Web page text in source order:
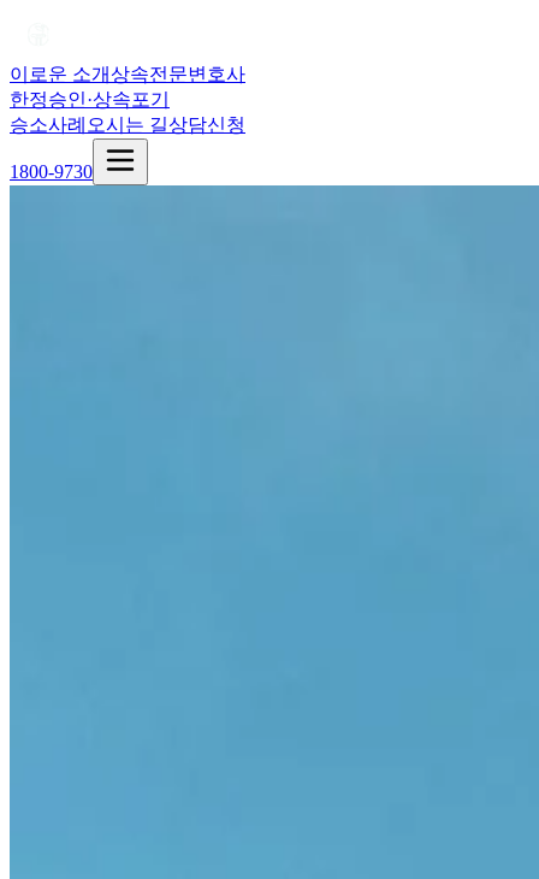
이로운 소개상속전문변호사
한정승인·상속포기
승소사례 오시는 길상담신청
1800-9730